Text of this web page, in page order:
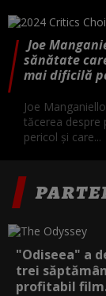
Joe
sănătate
mai dificilă
Joe
tăcerea despre
pericol și care...
"Odiseea" a
trei
profitabil